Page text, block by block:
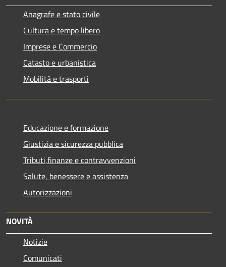
Anagrafe e stato civile
Cultura e tempo libero
Imprese e Commercio
Catasto e urbanistica
Mobilità e trasporti
Educazione e formazione
Giustizia e sicurezza pubblica
Tributi,finanze e contravvenzioni
Salute, benessere e assistenza
Autorizzazioni
NOVITÀ
Notizie
Comunicati